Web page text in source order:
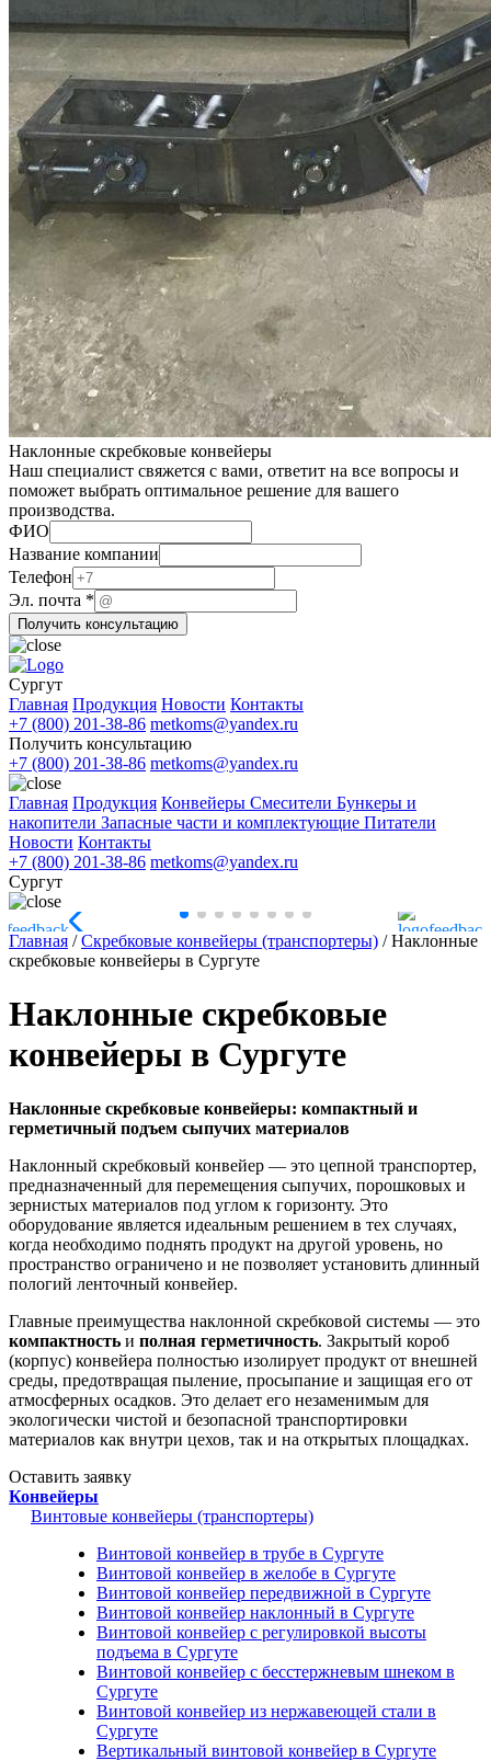
Наклонные скребковые конвейеры
Наш специалист свяжется с вами, ответит на все вопросы и
поможет выбрать оптимальное решение для вашего
производства.
ФИО
Название
компании
ФИО
Название компании
Телефон
Эл. почта *
Получить консультацию
Сургут
Главная Продукция Новости Контакты
+7 (800) 201-38-86 metkoms@yandex.ru
Получить консультацию
+7 (800) 201-38-86 metkoms@yandex.ru
Главная Продукция Конвейеры Смесители Бункеры и
накопители Запасные части и комплектующие Питатели
Новости Контакты
+7 (800) 201-38-86 metkoms@yandex.ru
Сургут
Главная /Скребковые конвейеры (транспортеры) /Наклонные
скребковые конвейеры в Сургуте
Наклонные скребковые
конвейеры в Сургуте
Наклонные скребковые конвейеры: компактный и
герметичный подъем сыпучих материалов
Наклонный скребковый конвейер — это цепной транспортер,
предназначенный для перемещения сыпучих, порошковых и
зернистых материалов под углом к горизонту. Это
оборудование является идеальным решением в тех случаях,
когда необходимо поднять продукт на другой уровень, но
пространство ограничено и не позволяет установить длинный
пологий ленточный конвейер.
Главные преимущества наклонной скребковой системы — это
компактность и полная герметичность. Закрытый короб
(корпус) конвейера полностью изолирует продукт от внешней
среды, предотвращая пыление, просыпание и защищая его от
атмосферных осадков. Это делает его незаменимым для
экологически чистой и безопасной транспортировки
материалов как внутри цехов, так и на открытых площадках.
Оставить заявку
Конвейеры
Винтовые конвейеры (транспортеры)
Винтовой конвейер в трубе в Сургуте
Винтовой конвейер в желобе в Сургуте
Винтовой конвейер передвижной в Сургуте
Винтовой конвейер наклонный в Сургуте
Винтовой конвейер с регулировкой высоты
подъема в Сургуте
Винтовой конвейер с бесстержневым шнеком в
Сургуте
Винтовой конвейер из нержавеющей стали в
Сургуте
Вертикальный винтовой конвейер в Сургуте